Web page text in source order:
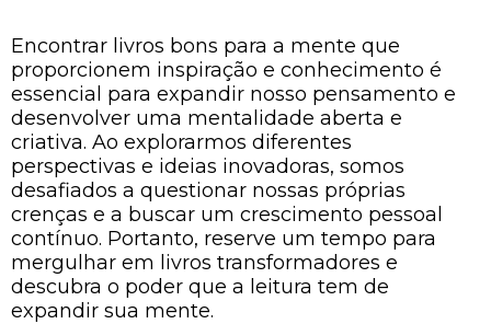
Encontrar livros bons para a mente que
proporcionem inspiração e conhecimento é
essencial para expandir nosso pensamento e
desenvolver uma mentalidade aberta e
criativa. Ao explorarmos diferentes
perspectivas e ideias inovadoras, somos
desafiados a questionar nossas próprias
crenças e a buscar um crescimento pessoal
contínuo. Portanto, reserve um tempo para
mergulhar em livros transformadores e
descubra o poder que a leitura tem de
expandir sua mente.